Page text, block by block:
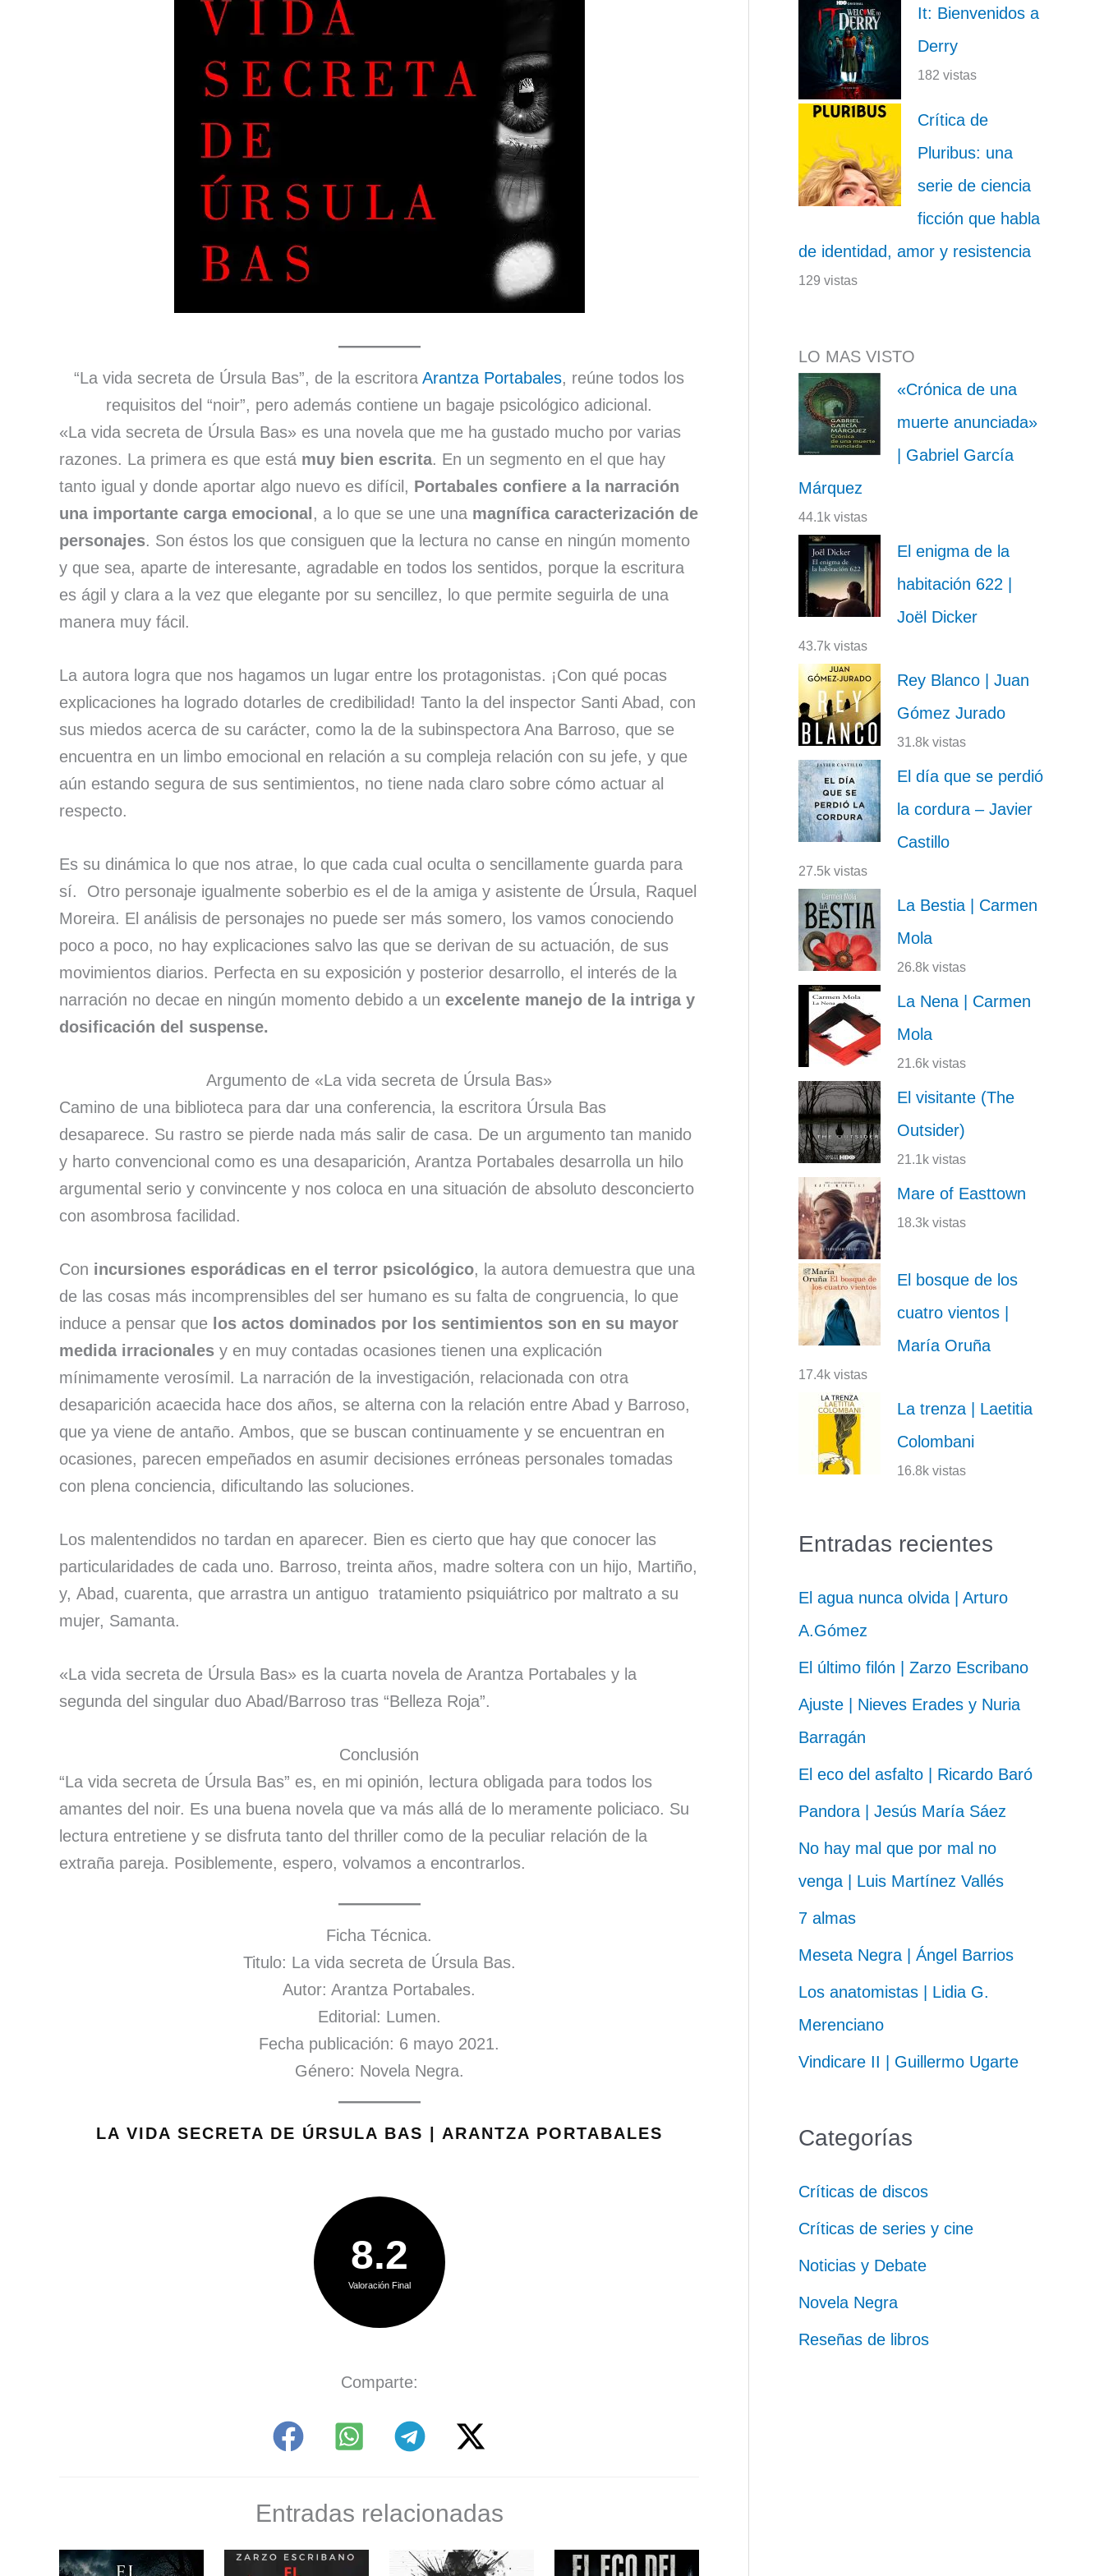
“La vida secreta de Úrsula Bas”, de la escritora Arantza Portabales, reúne todos los
requisitos del “noir”, pero además contiene un bagaje psicológico adicional.
«La vida secreta de Úrsula Bas» es una novela que me ha gustado mucho por varias
razones. La primera es que está muy bien escrita. En un segmento en el que hay
tanto igual y donde aportar algo nuevo es difícil, Portabales confiere a la narración
una importante carga emocional , a lo que se une una magnífica caracterización de
personajes. Son éstos los que consiguen que la lectura no canse en ningún momento
y que sea, aparte de interesante, agradable en todos los sentidos, porque la escritura
es ágil y clara a la vez que elegante por su sencillez, lo que permite seguirla de una
manera muy fácil.
La autora logra que nos hagamos un lugar entre los protagonistas. ¡Con qué pocas
explicaciones ha logrado dotarles de credibilidad! Tanto la del inspector Santi Abad, con
sus miedos acerca de su carácter, como la de la subinspectora Ana Barroso, que se
encuentra en un limbo emocional en relación a su compleja relación con su jefe, y que
aún estando segura de sus sentimientos, no tiene nada claro sobre cómo actuar al
respecto.
Es su dinámica lo que nos atrae, lo que cada cual oculta o sencillamente guarda para
sí. Otro personaje igualmente soberbio es el de la amiga y asistente de Úrsula, Raquel
Moreira. El análisis de personajes no puede ser más somero, los vamos conociendo
poco a poco, no hay explicaciones salvo las que se derivan de su actuación, de sus
movimientos diarios. Perfecta en su exposición y posterior desarrollo, el interés de la
narración no decae en ningún momento debido a un excelente manejo de la intriga y
dosificación del suspense.
Argumento de «La vida secreta de Úrsula Bas»
Camino de una biblioteca para dar una conferencia, la escritora Úrsula Bas
desaparece. Su rastro se pierde nada más salir de casa. De un argumento tan manido
y harto convencional como es una desaparición, Arantza Portabales desarrolla un hilo
argumental serio y convincente y nos coloca en una situación de absoluto desconcierto
con asombrosa facilidad.
Con incursiones esporádicas en el terror psicológico, la autora demuestra que una
de las cosas más incomprensibles del ser humano es su falta de congruencia, lo que
induce a pensar que los actos dominados por los sentimientos son en su mayor
medida irracionales y en muy contadas ocasiones tienen una explicación
mínimamente verosímil. La narración de la investigación, relacionada con otra
desaparición acaecida hace dos años, se alterna con la relación entre Abad y Barroso,
que ya viene de antaño. Ambos, que se buscan continuamente y se encuentran en
ocasiones, parecen empeñados en asumir decisiones erróneas personales tomadas
con plena conciencia, dificultando las soluciones.
Los malentendidos no tardan en aparecer. Bien es cierto que hay que conocer las
particularidades de cada uno. Barroso, treinta años, madre soltera con un hijo, Martiño,
y, Abad, cuarenta, que arrastra un antiguo tratamiento psiquiátrico por maltrato a su
mujer, Samanta.
«La vida secreta de Úrsula Bas» es la cuarta novela de Arantza Portabales y la
segunda del singular duo Abad/Barroso tras “Belleza Roja”.
Conclusión
“La vida secreta de Úrsula Bas” es, en mi opinión, lectura obligada para todos los
amantes del noir. Es una buena novela que va más allá de lo meramente policiaco. Su
lectura entretiene y se disfruta tanto del thriller como de la peculiar relación de la
extraña pareja. Posiblemente, espero, volvamos a encontrarlos.
Ficha Técnica.
Titulo: La vida secreta de Úrsula Bas.
Autor: Arantza Portabales.
Editorial: Lumen.
Fecha publicación: 6 mayo 2021.
Género: Novela Negra.
LA VIDA SECRETA DE ÚRSULA BAS | ARANTZA PORTABALES
8.2
Valoración Final
Comparte:
Entradas relacionadas
It: Bienvenidos a
Derry
182 vistas
Crítica de
Pluribus: una
serie de ciencia
ficción que habla
de identidad, amor y resistencia
129 vistas
LO MAS VISTO
«Crónica de una
muerte anunciada»
| Gabriel García
Márquez
44.1k vistas
El enigma de la
habitación 622 |
Joël Dicker
43.7k vistas
Rey Blanco | Juan
Gómez Jurado
31.8k vistas
El día que se perdió
la cordura – Javier
Castillo
27.5k vistas
La Bestia | Carmen
Mola
26.8k vistas
La Nena | Carmen
Mola
21.6k vistas
El visitante (The
Outsider)
21.1k vistas
Mare of Easttown
18.3k vistas
El bosque de los
cuatro vientos |
María Oruña
17.4k vistas
La trenza | Laetitia
Colombani
16.8k vistas
Entradas recientes
El agua nunca olvida | Arturo
A.Gómez
El último filón | Zarzo Escribano
Ajuste | Nieves Erades y Nuria
Barragán
El eco del asfalto | Ricardo Baró
Pandora | Jesús María Sáez
No hay mal que por mal no
venga | Luis Martínez Vallés
7 almas
Meseta Negra | Ángel Barrios
Los anatomistas | Lidia G.
Merenciano
Vindicare II | Guillermo Ugarte
Categorías
Críticas de discos
Críticas de series y cine
Noticias y Debate
Novela Negra
Reseñas de libros